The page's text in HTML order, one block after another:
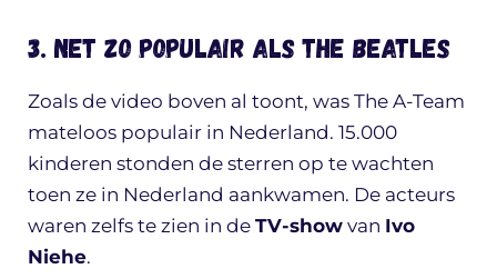
3. Net zo populair als The Beatles
Zoals de video boven al toont, was The A-Team
mateloos populair in Nederland. 15.000
kinderen stonden de sterren op te wachten
toen ze in Nederland aankwamen. De acteurs
waren zelfs te zien in de TV-show van Ivo
Niehe.